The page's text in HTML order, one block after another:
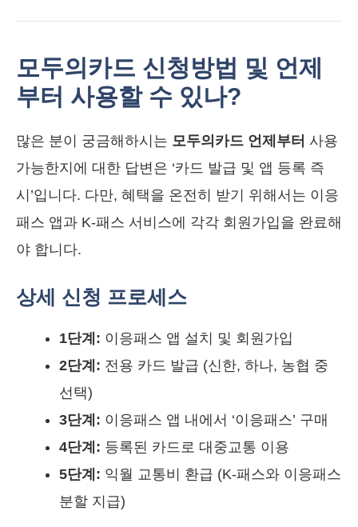
모두의카드 신청방법 및 언제
부터 사용할 수 있나?
많은 분이 궁금해하시는 모두의카드 언제부터 사용
가능한지에 대한 답변은 ‘카드 발급 및 앱 등록 즉
시’입니다. 다만, 혜택을 온전히 받기 위해서는 이응
패스 앱과 K-패스 서비스에 각각 회원가입을 완료해
야 합니다.
상세 신청 프로세스
1단계: 이응패스 앱 설치 및 회원가입
2단계: 전용 카드 발급 (신한, 하나, 농협 중
선택)
3단계: 이응패스 앱 내에서 ‘이응패스’ 구매
4단계: 등록된 카드로 대중교통 이용
5단계: 익월 교통비 환급 (K-패스와 이응패스
분할 지급)